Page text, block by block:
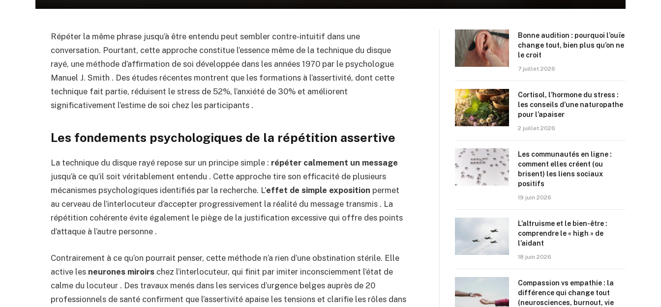
Répéter la même phrase jusqu’à être entendu peut sembler contre-intuitif dans une
conversation. Pourtant, cette approche constitue l’essence même de la technique du disque
rayé, une méthode d’affirmation de soi développée dans les années 1970 par le psychologue
Manuel J. Smith . Des études récentes montrent que les formations à l’assertivité, dont cette
technique fait partie, réduisent le stress de 52%, l’anxiété de 30% et améliorent
significativement l’estime de soi chez les participants .
Les fondements psychologiques de la répétition assertive
La technique du disque rayé repose sur un principe simple : répéter calmement un message
jusqu’à ce qu’il soit véritablement entendu . Cette approche tire son efficacité de plusieurs
mécanismes psychologiques identifiés par la recherche. L’effet de simple exposition permet
au cerveau de l’interlocuteur d’accepter progressivement la réalité du message transmis . La
répétition cohérente évite également le piège de la justification excessive qui offre des points
d’attaque à l’autre personne .
Contrairement à ce qu’on pourrait penser, cette méthode n’a rien d’une obstination stérile. Elle
active les neurones miroirs chez l’interlocuteur, qui finit par imiter inconsciemment l’état de
calme du locuteur . Des travaux menés dans les services d’urgence belges auprès de 20
professionnels de santé confirment que l’assertivité apaise les tensions et clarifie les rôles dans
Bonne audition : pourquoi l’ouïe
change tout, bien plus qu’on ne
le croit
7 juillet 2026
Cortisol, l’hormone du stress :
les conseils d’une naturopathe
pour l’apaiser
2 juillet 2026
Les communautés en ligne :
comment elles créent (ou
brisent) les liens sociaux
positifs
19 juin 2026
L’altruisme et le bien-être :
comprendre le « high » de
l’aidant
18 juin 2026
Compassion vs empathie : la
différence qui change tout
(neurosciences, burnout, vie